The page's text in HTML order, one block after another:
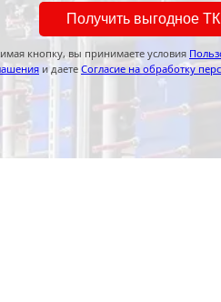
Получить выгодное
кнопку, вы принимаете условия
и даете Согласие на обработку